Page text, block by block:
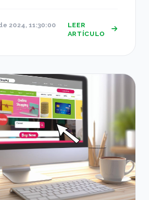
2024, 11:30:00
LEER
ARTÍCULO
de Ventas: